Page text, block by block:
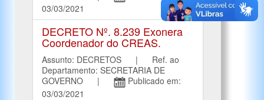
03/03/2021
DECRETO Nº. 8.239 Exonera
Coordenador do CREAS.
Assunto: DECRETOS | Ref. ao
Departamento: SECRETARIA DE
GOVERNO |
Publicado em:
03/03/2021